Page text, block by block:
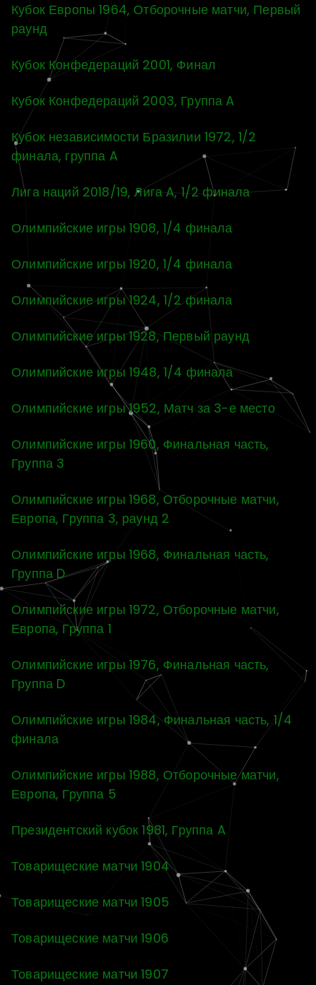
Кубок Европы 1964, Отборочные матчи, Первый
раунд
Кубок Конфедераций 2001, Финал
Кубок Конфедераций 2003, Группа A
Кубок независимости Бразилии 1972, 1/2
финала, группа A
Лига наций 2018/19, Лига A, 1/2 финала
Олимпийские игры 1908, 1/4 финала
Олимпийские игры 1920, 1/4 финала
Олимпийские игры 1924, 1/2 финала
Олимпийские игры 1928, Первый раунд
Олимпийские игры 1948, 1/4 финала
Олимпийские игры 1952, Матч за 3-е место
Олимпийские игры 1960, Финальная часть,
Группа 3
Олимпийские игры 1968, Отборочные матчи,
Европа, Группа 3, раунд 2
Олимпийские игры 1968, Финальная часть,
Группа D
Олимпийские игры 1972, Отборочные матчи,
Европа, Группа 1
Олимпийские игры 1976, Финальная часть,
Группа D
Олимпийские игры 1984, Финальная часть, 1/4
финала
Олимпийские игры 1988, Отборочные матчи,
Европа, Группа 5
Президентский кубок 1981, Группа A
Товарищеские матчи 1904
Товарищеские матчи 1905
Товарищеские матчи 1906
Товарищеские матчи 1907